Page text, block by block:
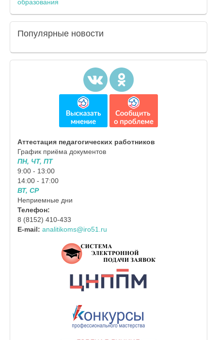
образования
Популярные новости
Аттестация педагогических работников
График приёма документов
ПН, ЧТ, ПТ
9:00 - 13:00
14:00 - 17:00
ВТ, СР
Неприемные дни
Телефон:
8 (8152) 410-433
E-mail: analitikoms@iro51.ru